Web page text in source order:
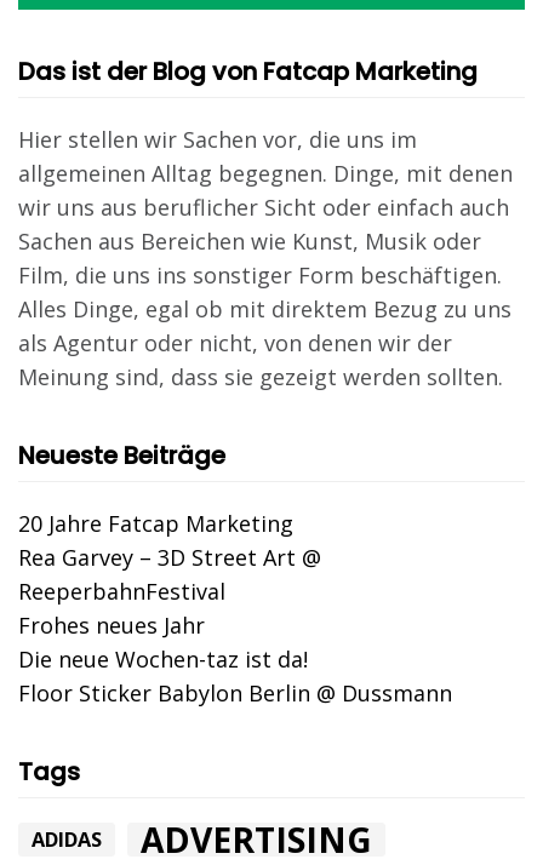
Das ist der Blog von Fatcap Marketing
Hier stellen wir Sachen vor, die uns im
allgemeinen Alltag begegnen. Dinge, mit denen
wir uns aus beruflicher Sicht oder einfach auch
Sachen aus Bereichen wie Kunst, Musik oder
Film, die uns ins sonstiger Form beschäftigen.
Alles Dinge, egal ob mit direktem Bezug zu uns
als Agentur oder nicht, von denen wir der
Meinung sind, dass sie gezeigt werden sollten.
Neueste Beiträge
20 Jahre Fatcap Marketing
Rea Garvey – 3D Street Art @
ReeperbahnFestival
Frohes neues Jahr
Die neue Wochen-taz ist da!
Floor Sticker Babylon Berlin @ Dussmann
Tags
ADIDAS ADVERTISING